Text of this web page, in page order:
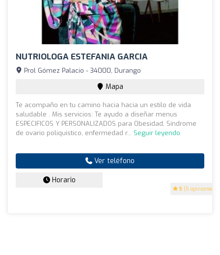
NUTRIOLOGA ESTEFANIA GARCIA
5 (5 opiniones)
Prol Gómez Palacio - 34000, Durango
Mapa
Te acompaño en tu camino hacia hacia un estilo de vida
saludable . Mis servicios: Te ayudo a diseñar menus
ESPECIFICOS Y PERSONALIZADOS para Obesidad, Síndrome
de ovario poliquístico, enfermedad r... Seguir leyendo
Ver teléfono
Horario